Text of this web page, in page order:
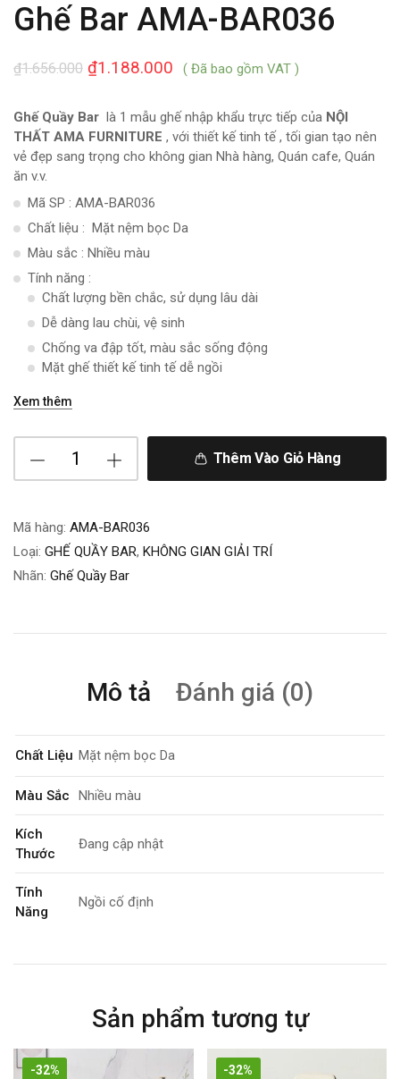
Ghế Bar AMA-BAR036
1.656.000
₫ 1.188.000
₫ ( Đã bao gồm VAT )
Ghế Quầy Bar là 1 mẫu ghế nhập khẩu trực tiếp của NỘI
THẤT AMA FURNITURE , với thiết kế tinh tế , tối gian tạo nên
vẻ đẹp sang trọng cho không gian Nhà hàng, Quán cafe, Quán
ăn v.v.
Mã SP : AMA-BAR036
Chất liệu : Mặt nệm bọc Da
Màu sắc : Nhiều màu
Tính năng :
Chất lượng bền chắc, sử dụng lâu dài
Dễ dàng lau chùi, vệ sinh
Chống va đập tốt, màu sắc sống động
Mặt ghế thiết kế tinh tế dễ ngồi
Xem thêm
Thêm Vào Giỏ Hàng
Mã hàng: AMA-BAR036
Loại: GHẾ QUẦY BAR, KHÔNG GIAN GIẢI TRÍ
Nhãn: Ghế Quầy Bar
Mô tả Đánh giá (0)
Chất Liệu Mặt nệm bọc Da
Màu Sắc Nhiều màu
Kích
Thước
Đang cập nhật
Tính
Năng
Ngồi cố định
Sản phẩm tương tự
-32% -32%